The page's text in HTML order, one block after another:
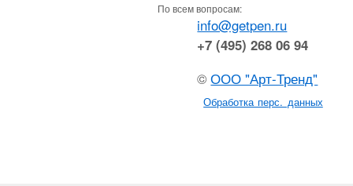
По всем вопросам:
info@getpen.ru
+7 (495) 268 06 94
©ООО "Арт-Тренд"
Обработка перс. данных